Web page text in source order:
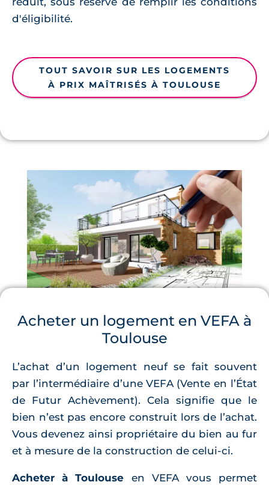
d'éligibilité.
TOUT SAVOIR SUR LES LOGEMENTS
À PRIX MAÎTRISÉS À TOULOUSE
Acheter un logement en VEFA à
Toulouse
L’achat d’un logement neuf se fait souvent
par l’intermédiaire d’une VEFA (Vente en l’État
de Futur Achèvement). Cela signifie que le
bien n’est pas encore construit lors de l’achat.
Vous devenez ainsi propriétaire du bien au fur
et à mesure de la construction de celui-ci.
Acheter à Toulouse en VEFA vous permet